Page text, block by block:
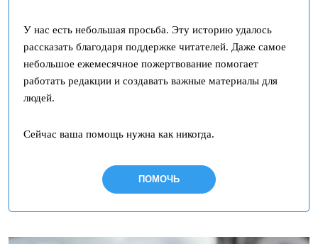
У нас есть небольшая просьба. Эту историю удалось
рассказать благодаря поддержке читателей. Даже самое
небольшое ежемесячное пожертвование помогает
работать редакции и создавать важные материалы для
людей.
Сейчас ваша помощь нужна как никогда.
ПОМОЧЬ